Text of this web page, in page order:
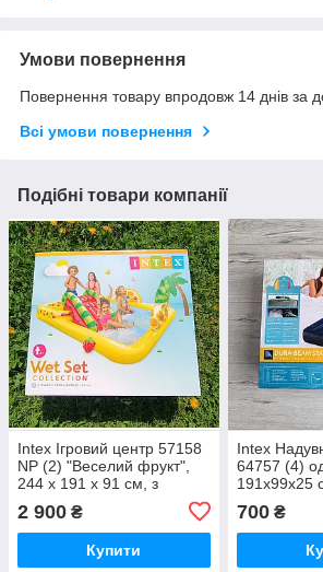
Умови повернення
Повернення товару впродовж 14 днів за
Всі умови повернення
Подібні товари компанії
Intex Ігровий центр 57158
NP (2) "Веселий фрукт",
244 x 191 x 91 см, з
гіркою, від 2-х років, 493л,
в коробці
2 900 ₴
Купити
Intex
64757 (4)
191х99х25
700₴